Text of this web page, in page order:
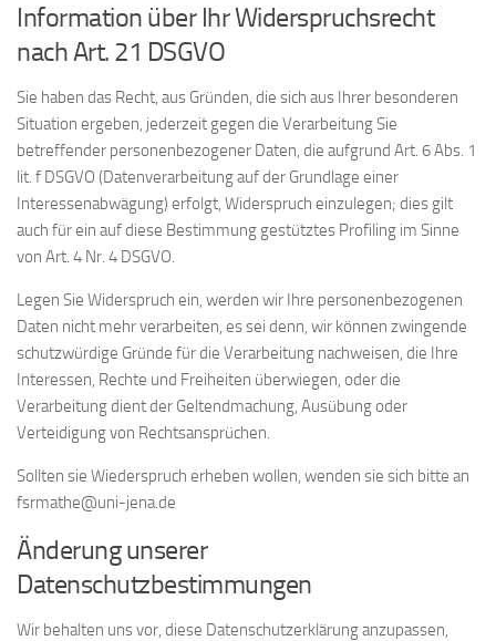
Information über Ihr Widerspruchsrecht
nach Art. 21 DSGVO
Sie haben das Recht, aus Gründen, die sich aus Ihrer besonderen
Situation ergeben, jederzeit gegen die Verarbeitung Sie
betreffender personenbezogener Daten, die aufgrund Art. 6 Abs. 1
lit. f DSGVO (Datenverarbeitung auf der Grundlage einer
Interessenabwägung) erfolgt, Widerspruch einzulegen; dies gilt
auch für ein auf diese Bestimmung gestütztes Profiling im Sinne
von Art. 4 Nr. 4 DSGVO.
Legen Sie Widerspruch ein, werden wir Ihre personenbezogenen
Daten nicht mehr verarbeiten, es sei denn, wir können zwingende
schutzwürdige Gründe für die Verarbeitung nachweisen, die Ihre
Interessen, Rechte und Freiheiten überwiegen, oder die
Verarbeitung dient der Geltendmachung, Ausübung oder
Verteidigung von Rechtsansprüchen.
Sollten sie Wiederspruch erheben wollen, wenden sie sich bitte an
fsrmathe@uni-jena.de
Änderung unserer
Datenschutzbestimmungen
Wir behalten uns vor, diese Datenschutzerklärung anzupassen,